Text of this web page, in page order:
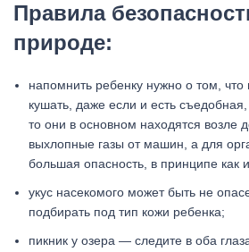
Правила
природе:
напомнить ребенку нужно о том,
кушать, даже если и есть
то они в основном находятся возле
выхлопные газы от машин, а для
большая опасность, в принципе как
укус насекомого может быть не
подбирать под тип кожи ребенка;
пикник у озера — следите в оба